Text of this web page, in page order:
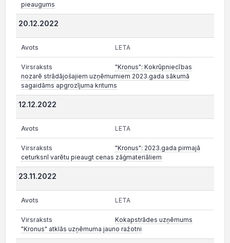
pieaugums
20.12.2022
LETA
"Kronus": Kokrūpniecības
nozarē strādājošajiem uzņēmumiem 2023.gada sākumā
sagaidāms apgrozījuma kritums
12.12.2022
LETA
"Kronus": 2023.gada pirmajā
ceturksnī varētu pieaugt cenas zāģmateriāliem
23.11.2022
LETA
Kokapstrādes uzņēmums
"Kronus" atklās uzņēmuma jauno ražotni